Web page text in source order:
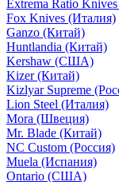
Extrema Ratio
Fox Knives (Италия)
Ganzo (Китай)
Huntlandia (Китай)
Kershaw (США)
Kizer (Китай)
Kizlyar Supreme
Lion Steel (Италия)
Mora (Швеция)
Mr. Blade (Китай)
NC Custom (Россия)
Muela (Испания)
Ontario (США)